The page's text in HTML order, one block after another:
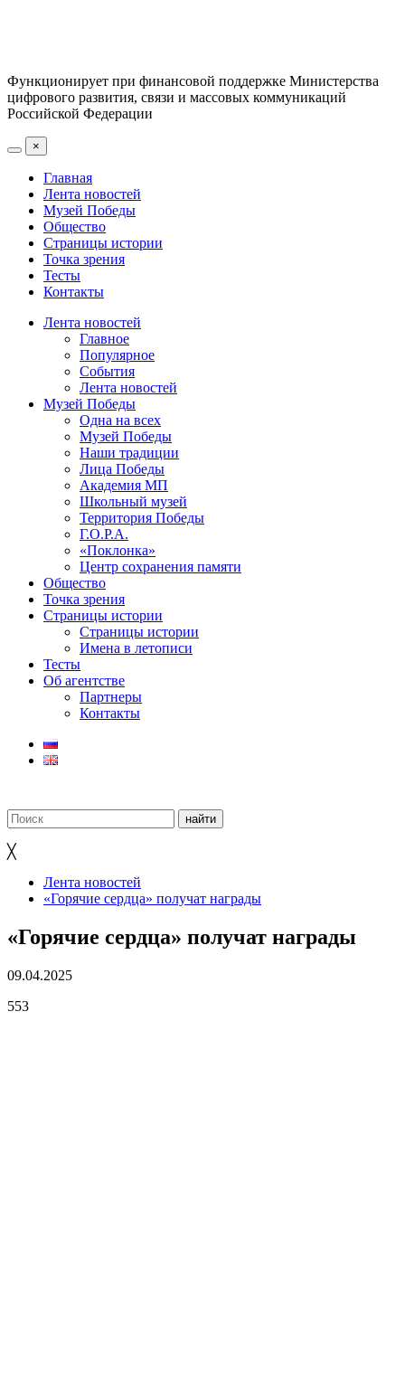
Функционирует при финансовой поддержке Министерства
цифрового развития, связи и массовых коммуникаций
Российской Федерации
×
Главная
Лента новостей
Музей Победы
Общество
Страницы истории
Точка зрения
Тесты
Контакты
Лента новостей
Главное
Популярное
События
Лента новостей
Музей Победы
Одна на всех
Музей Победы
Наши традиции
Лица Победы
Академия МП
Школьный музей
Территория Победы
Г.О.Р.А.
«Поклонка»
Центр сохранения памяти
Общество
Точка зрения
Страницы истории
Страницы истории
Имена в летописи
Тесты
Об агентстве
Партнеры
Контакты
╳
Лента новостей
«Горячие сердца» получат награды
«Горячие сердца» получат награды
09.04.2025
553